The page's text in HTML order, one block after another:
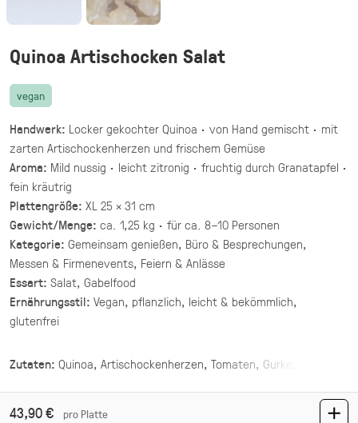
Quinoa Artischocken Salat
vegan
Handwerk: Locker gekochter Quinoa · von Hand gemischt · mit
zarten Artischockenherzen und frischem Gemüse
Aroma: Mild nussig · leicht zitronig · fruchtig durch Granatapfel ·
fein kräutrig
Plattengröße: XL 25 × 31 cm
Gewicht/Menge: ca. 1,25 kg · für ca. 8–10 Personen
Kategorie: Gemeinsam genießen, Büro & Besprechungen,
Messen & Firmenevents, Feiern & Anlässe
Essart: Salat, Gabelfood
Ernährungsstil: Vegan, pflanzlich, leicht & bekömmlich,
glutenfrei
Zutaten: Quinoa, Artischockenherzen, Tomaten, Gurke,
43,90 € pro Platte
ab 32,40 €
Gegrillte Halloumi Veggie (24 Stück)
gegrillter Halloumi mit mediterranem
Gemüse · fingerfood
44,90 €
Asiatische Brokkoli Platte
vegan
gegrillter Brokkoli und Champignons in
asiatischer Marinade mit Sesam und Ingwer.
34,90 € für 1 ×
Mezze Mix Deluxe